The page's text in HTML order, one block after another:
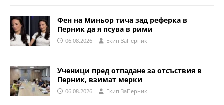
Фен на Миньор тича зад реферка в
Перник да я псува в рими
06.08.2026 Eкип ЗаПерник
Ученици пред отпадане за отсъствия в
Перник, взимат мерки
06.08.2026 Eкип ЗаПерник